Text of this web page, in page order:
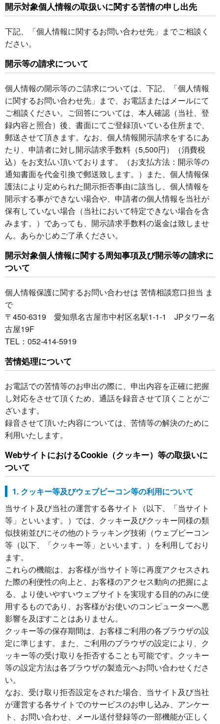
開示対象個人情報の取扱いに関する苦情の申し出先
下記、「個人情報に関するお問い合わせ先」までご相談く
ださい。
開示等の請求について
個人情報の開示等のご請求については、下記、「個人情報
に関するお問い合わせ先」まで、お電話またはメールにて
ご相談ください。ご回答については、本人確認（当社、登
録内容と照合）後、書面にてご登録頂いている住所まで、
郵送させて頂きます。なお、個人情報開示請求をするにあ
たり、申請者に対し開示請求手数料（5,500円）（消費税
込）をお支払い頂いております。（お支払方法：開示等の
通知書面を代金引換で郵送致します。）また、個人情報保
護法により定められた開示拒否事由に該当し、個人情報を
開示する事ができない場合や、申請者の個人情報を当社が
保有していない場合（当社において特定できない場合を含
みます。）であっても、開示請求手数料の返金は致しませ
ん。あらかじめご了承ください。
開示対象個人情報に関する周知事項及び開示等の請求に
ついて
個人情報保護に関するお問い合わせは 苦情相談窓口担当 ま
で
〒450-6319 愛知県名古屋市中村区名駅1-1-1 JPタワー名
古屋19F
TEL：052-414-5919
苦情処理について
お電話での苦情等のお申出の際に、申出内容を正確に把握
し対応をさせて頂くため、通話を録音させて頂くことがご
ざいます。
録音させて頂いた内容については、苦情等の解決のために
利用いたします。
WebサイトにおけるCookie（クッキー）等の取扱いに
ついて
1. クッキー等及びウェブビーコン等の利用について
当サイト及び当社の運営する各サイト（以下、「当サイト
等」といいます。）では、クッキー及びクッキー同様の類
似技術並びにその他のトラッキング技術（ウェブビーコン
等（以下、「クッキー等」といいます。）を利用しており
ます。
これらの機能は、お客様が当サイト等に再度アクセスされ
た際の利便性の向上と、お客様のアクセス動向の把握によ
る、より使いやすいウェブサイトを実現する目的のみに使
用するものであり、お客様がお使いのコンピューターへ悪
影響を及ぼすことはありません。
クッキー等の保存期間は、お客様ご利用の各ブラウザの設
定に準じます。また、ご利用のブラウザの設定により、ク
ッキー等の受け取りを拒否することも可能です。クッキー
等の設定方法は各ブラウザの製造元へお問い合わせくださ
い。
なお、受け取り拒否設定をされた場合、当サイト及び当社
が運営する各サイトでのサービスのお申し込み、アンケー
ト、お問い合わせ、メール送付登録等の一部機能が正しく